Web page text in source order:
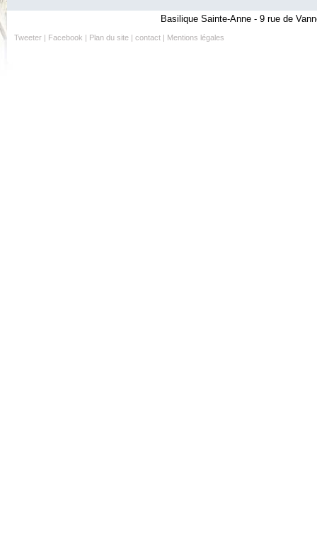
Basilique Sainte-Anne - 9 rue de
Tweeter | Facebook | Plan du site | contact | Mentions légales